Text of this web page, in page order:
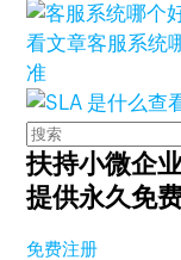
看文章客服系统
准
查
扶持小微企
提供永久免
免费注册